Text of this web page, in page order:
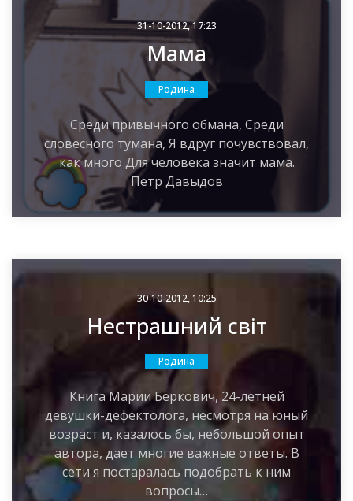
31-10-2012, 17:23
Мама
Родина
Среди привычного обмана, Среди
словесного тумана, Я вдруг почувствовал,
как много Для человека значит мама.
Петр Давыдов
30-10-2012, 10:25
Нестрашний світ
Родина
Книга Марии Беркович, 24-летней
девушки-дефектолога, несмотря на юный
возраст и, казалось бы, небольшой опыт
автора, дает многие важные ответы. В
сети я постаралась подобрать к ним
вопросы…